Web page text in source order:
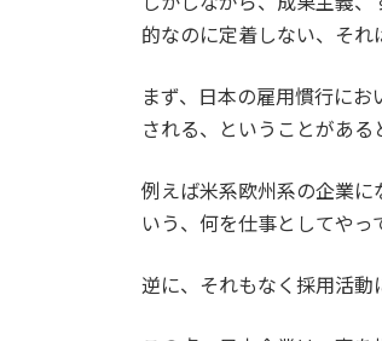
的なのに定着しない、それ
まず、日本の雇用慣行に
される、ということがある
例えば米系欧州系の企業に
いう、何を仕事としてやっ
逆に、それもなく採用活動